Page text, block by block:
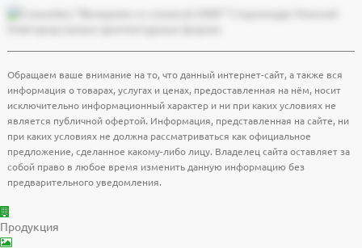
Обращаем ваше внимание на то, что данный интернет-сайт, а также вся
информация о товарах, услугах и ценах, предоставленная на нём, носит
исключительно информационный характер и ни при каких условиях не
является публичной офертой. Информация, представленная на сайте, ни
при каких условиях не должна рассматриваться как официальное
предложение, сделанное какому-либо лицу. Владелец сайта оставляет за
собой право в любое время изменить данную информацию без
предварительного уведомления.
Продукция